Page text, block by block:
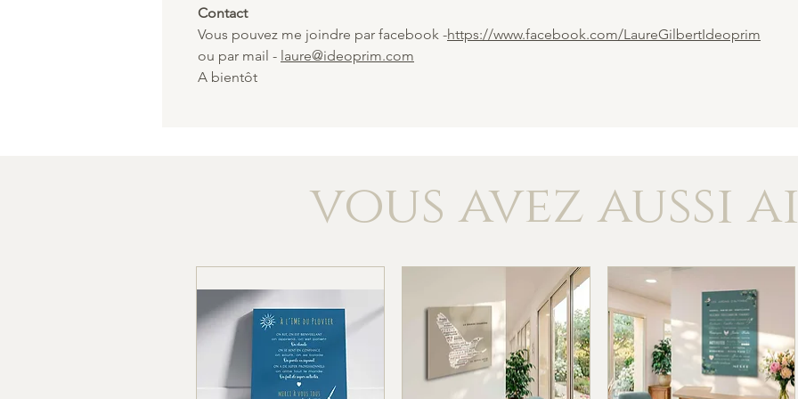
Contact
Vous pouvez me joindre par facebook -https://www.facebook.com/LaureGilbertIdeoprim
ou par mail - laure@ideoprim.com
A bientôt
vous avez aussi